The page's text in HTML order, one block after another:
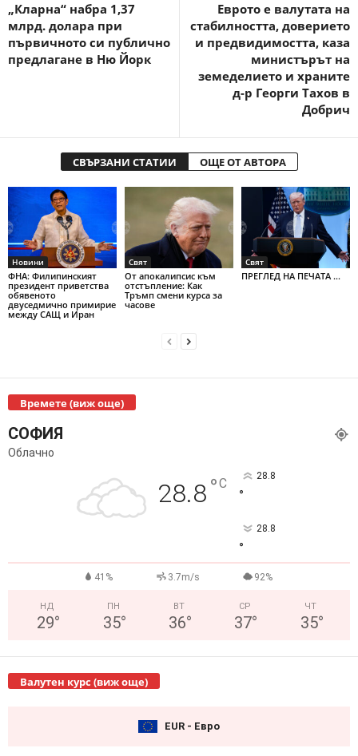
„Кларна“ набра 1,37
млрд. долара при
първичното си публично
предлагане в Ню Йорк
Еврото е валутата на
стабилността, доверието
и предвидимостта, каза
министърът на
земеделието и храните
д-р Георги Тахов в
Добрич
СВЪРЗАНИ СТАТИИ ОЩЕ ОТ АВТОРА
Новини
ФНА: Филипинският
президент приветства
обявеното
двуседмично примирие
между САЩ и Иран
Свят
От апокалипсис към
отстъпление: Как
Тръмп смени курса за
часове
Свят
ПРЕГЛЕД НА ПЕЧАТА ...
Времете (виж още)
СОФИЯ
Облачно
28.8°C 28.8
°
28.8
°
41% 3.7m/s 92%
НД
29°
ПН
35°
ВТ
36°
СР
37°
ЧТ
35°
Валутен курс (виж още)
EUR - Евро